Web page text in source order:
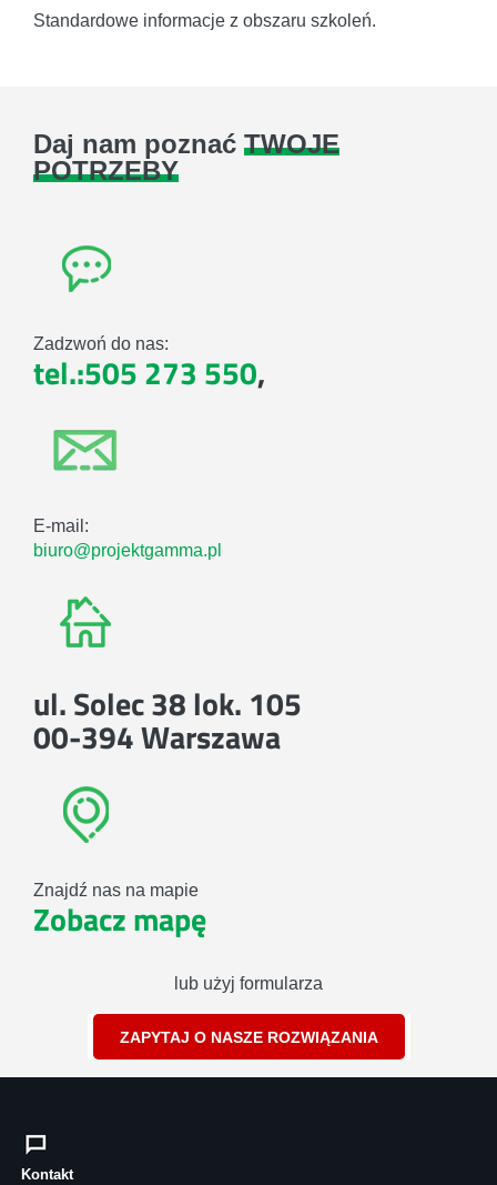
Standardowe informacje z obszaru szkoleń.
Daj nam poznać TWOJE
POTRZEBY
Zadzwoń do nas:
tel.:505 273 550,
E-mail:
biuro@projektgamma.pl
ul. Solec 38 lok. 105
00-394 Warszawa
Znajdź nas na mapie
Zobacz mapę
lub użyj formularza
ZAPYTAJ O NASZE ROZWIĄZANIA
Kontakt